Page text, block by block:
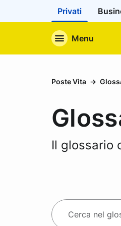
Privati
Menu
Poste Vita
Il glossario
R
i
C
e